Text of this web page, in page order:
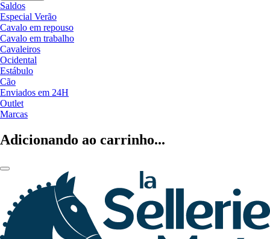
Saldos
Especial Verão
Cavalo em repouso
Cavalo em trabalho
Cavaleiros
Ocidental
Estábulo
Cão
Enviados em 24H
Outlet
Marcas
Adicionando ao carrinho...